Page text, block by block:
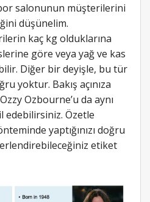
salonunun müşterilerini
düşünelim.
kaç kg olduklarına
göre veya yağ ve kas
Diğer bir deyişle, bu tür
yoktur. Bakış açınıza
Ozbourne’u da aynı
edebilirsiniz. Özetle
yaptığınızı doğru
etiket